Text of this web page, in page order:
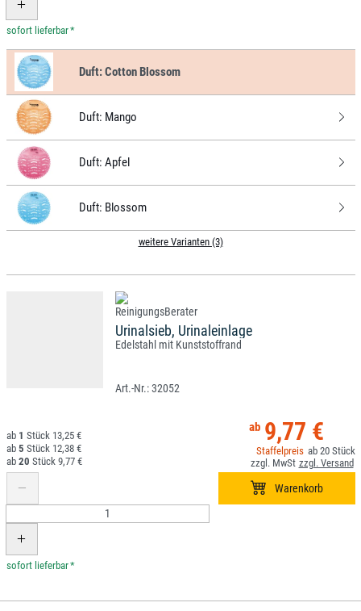
*
Duft:Cotton Blossom
Duft: Mango
Duft: Apfel
Duft: Blossom
weitere Varianten (3)
Urinalsieb, Urinaleinlage
Edelstahl mit Kunststoffrand
32052
9,77 €
20
1
13,25 €
5
12,38 €
20
9,77 €
*